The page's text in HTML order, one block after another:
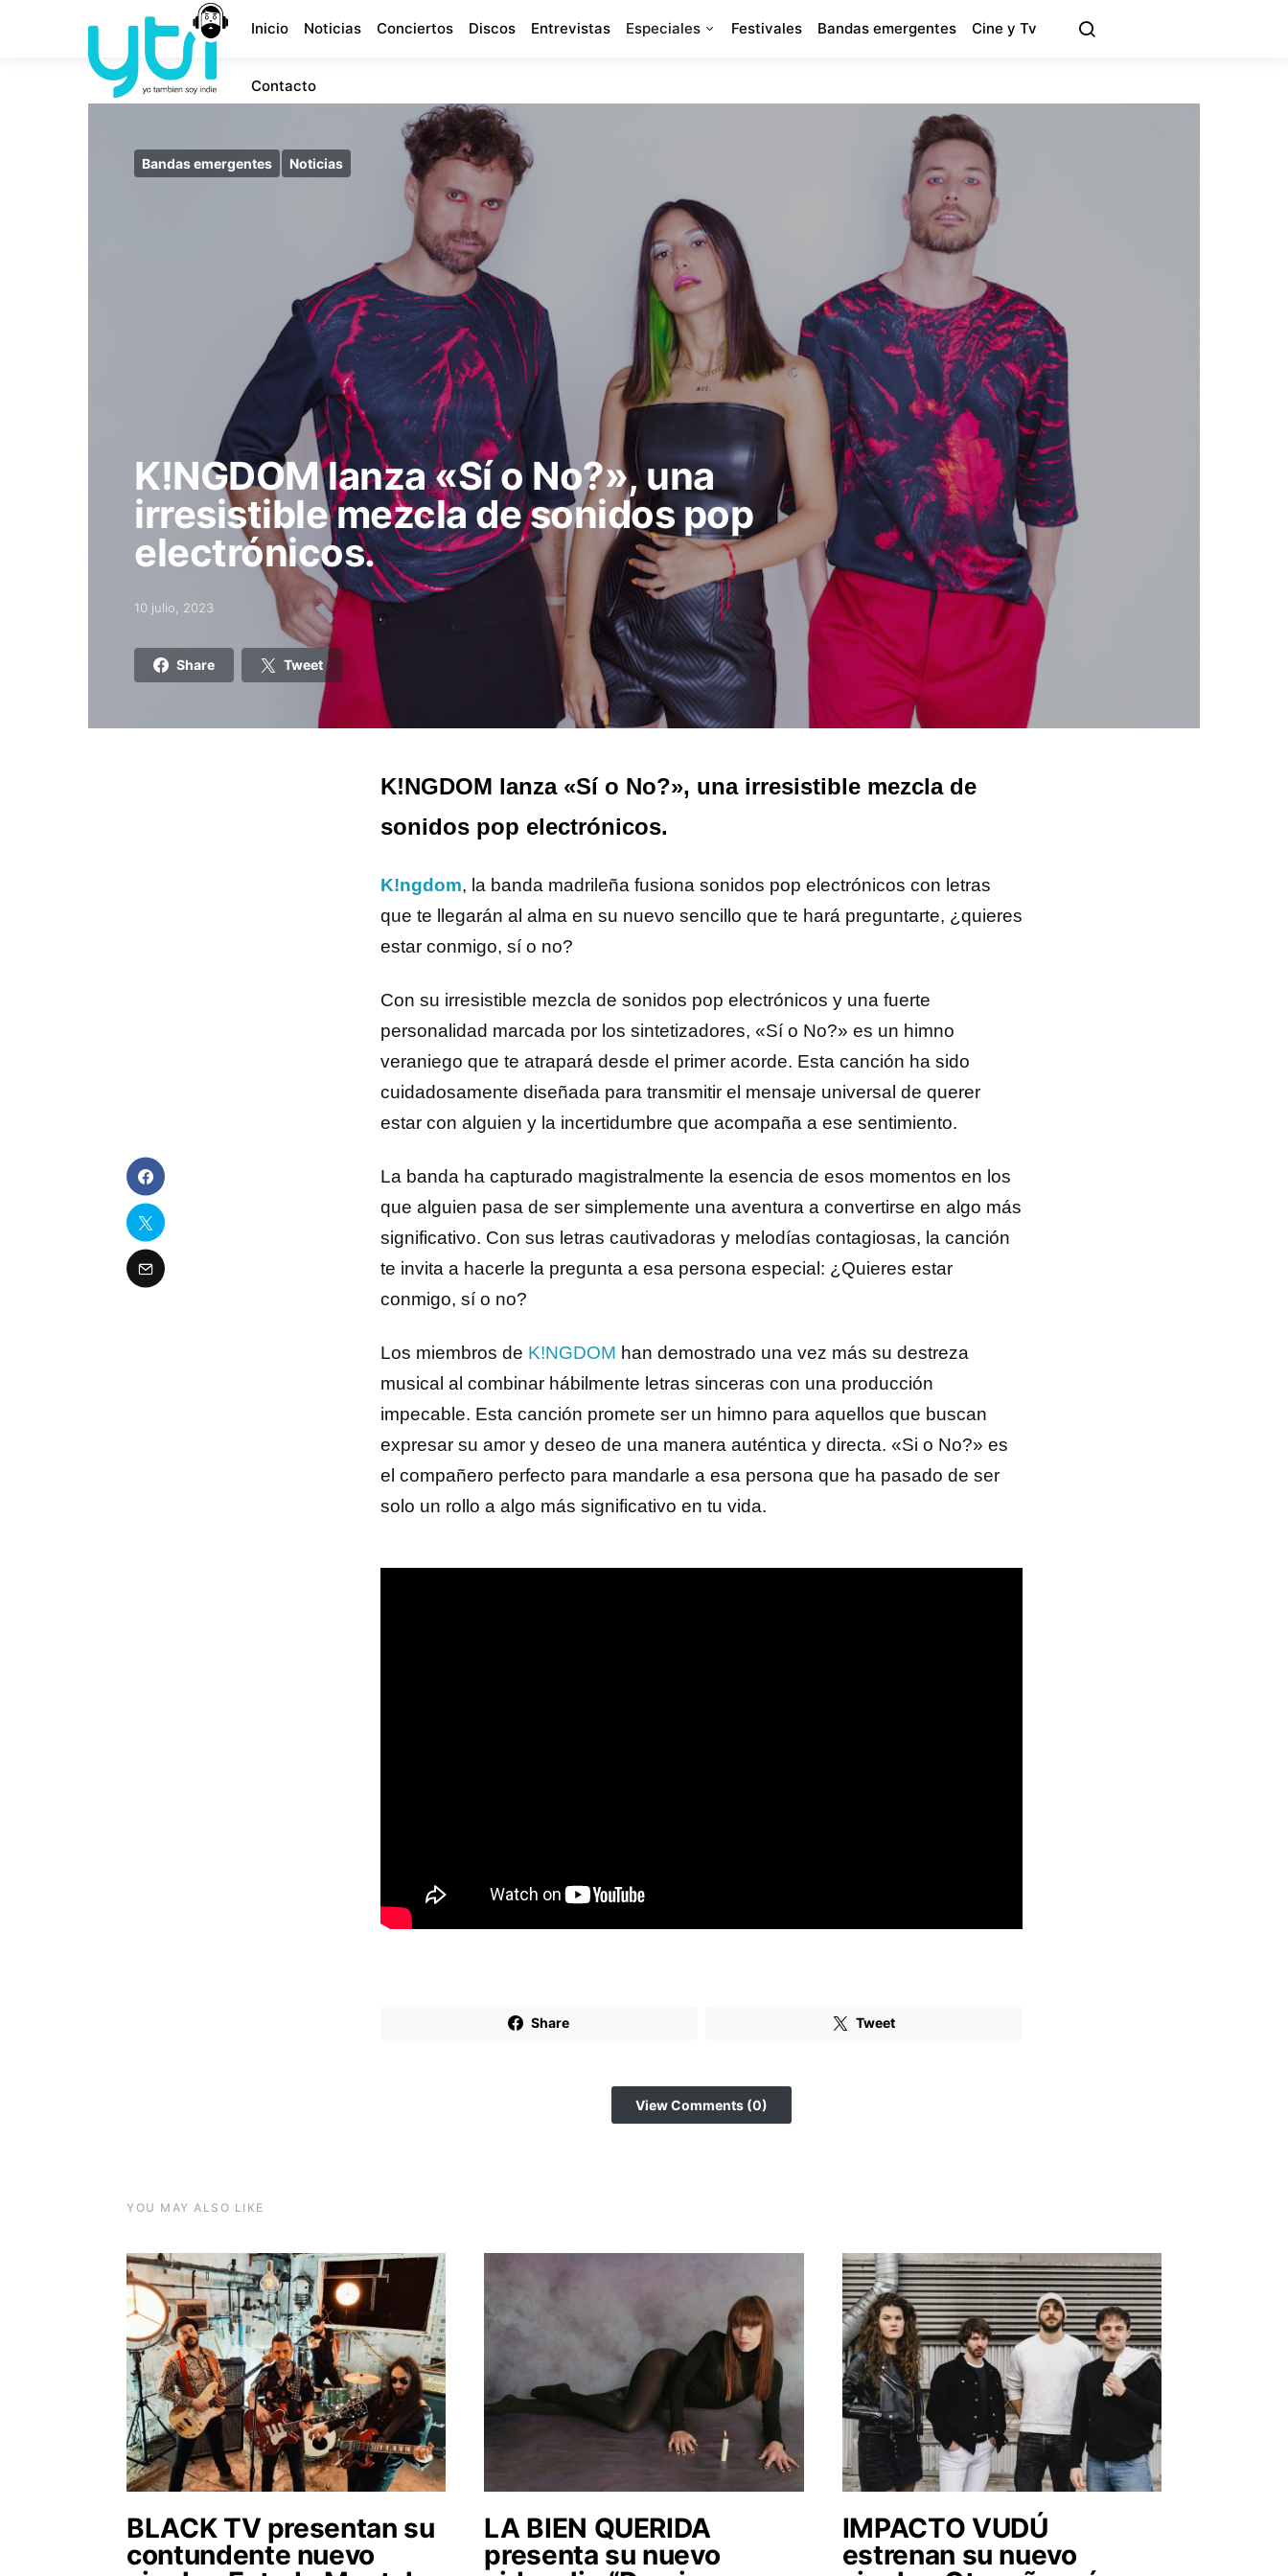
Inicio Noticias Conciertos Discos Entrevistas Especiales Festivales Bandas emergentes Cine y Tv
Contacto
Bandas emergentes Noticias
K!NGDOM lanza «Sí o No?», una
irresistible mezcla de sonidos pop
electrónicos.
Posted on
10 julio, 2023
Share Tweet
K!NGDOM lanza «Sí o No?», una irresistible mezcla de
sonidos pop electrónicos.
K!ngdom, la banda madrileña fusiona sonidos pop electrónicos con letras
que te llegarán al alma en su nuevo sencillo que te hará preguntarte, ¿quieres
estar conmigo, sí o no?
Con su irresistible mezcla de sonidos pop electrónicos y una fuerte
personalidad marcada por los sintetizadores, «Sí o No?» es un himno
veraniego que te atrapará desde el primer acorde. Esta canción ha sido
cuidadosamente diseñada para transmitir el mensaje universal de querer
estar con alguien y la incertidumbre que acompaña a ese sentimiento.
La banda ha capturado magistralmente la esencia de esos momentos en los
que alguien pasa de ser simplemente una aventura a convertirse en algo más
significativo. Con sus letras cautivadoras y melodías contagiosas, la canción
te invita a hacerle la pregunta a esa persona especial: ¿Quieres estar
conmigo, sí o no?
Los miembros de K!NGDOM han demostrado una vez más su destreza
musical al combinar hábilmente letras sinceras con una producción
impecable. Esta canción promete ser un himno para aquellos que buscan
expresar su amor y deseo de una manera auténtica y directa. «Si o No?» es
el compañero perfecto para mandarle a esa persona que ha pasado de ser
solo un rollo a algo más significativo en tu vida.
Share Tweet
View Comments (0)
YOU MAY ALSO LIKE
BLACK TV presentan su
contundente nuevo
LA BIEN QUERIDA
presenta su nuevo
IMPACTO VUDÚ
estrenan su nuevo